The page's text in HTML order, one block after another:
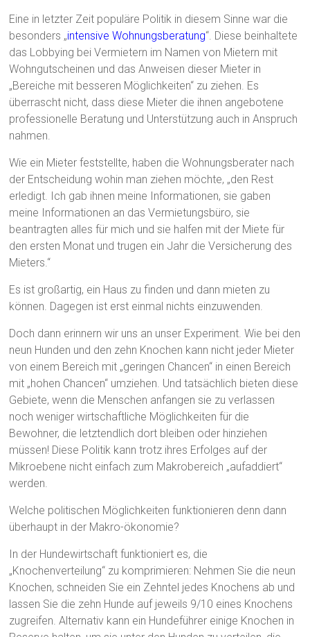
Eine in letzter Zeit populäre Politik in diesem Sinne war die
besonders „intensive Wohnungsberatung“. Diese beinhaltete
das Lobbying bei Vermietern im Namen von Mietern mit
Wohngutscheinen und das Anweisen dieser Mieter in
„Bereiche mit besseren Möglichkeiten“ zu ziehen. Es
überrascht nicht, dass diese Mieter die ihnen angebotene
professionelle Beratung und Unterstützung auch in Anspruch
nahmen.
Wie ein Mieter feststellte, haben die Wohnungsberater nach
der Entscheidung wohin man ziehen möchte, „den Rest
erledigt. Ich gab ihnen meine Informationen, sie gaben
meine Informationen an das Vermietungsbüro, sie
beantragten alles für mich und sie halfen mit der Miete für
den ersten Monat und trugen ein Jahr die Versicherung des
Mieters.“
Es ist großartig, ein Haus zu finden und dann mieten zu
können. Dagegen ist erst einmal nichts einzuwenden.
Doch dann erinnern wir uns an unser Experiment. Wie bei den
neun Hunden und den zehn Knochen kann nicht jeder Mieter
von einem Bereich mit „geringen Chancen“ in einen Bereich
mit „hohen Chancen“ umziehen. Und tatsächlich bieten diese
Gebiete, wenn die Menschen anfangen sie zu verlassen
noch weniger wirtschaftliche Möglichkeiten für die
Bewohner, die letztendlich dort bleiben oder hinziehen
müssen! Diese Politik kann trotz ihres Erfolges auf der
Mikroebene nicht einfach zum Makrobereich „aufaddiert“
werden.
Welche politischen Möglichkeiten funktionieren denn dann
überhaupt in der Makro-ökonomie?
In der Hundewirtschaft funktioniert es, die
„Knochenverteilung“ zu komprimieren: Nehmen Sie die neun
Knochen, schneiden Sie ein Zehntel jedes Knochens ab und
lassen Sie die zehn Hunde auf jeweils 9/10 eines Knochens
zugreifen. Alternativ kann ein Hundeführer einige Knochen in